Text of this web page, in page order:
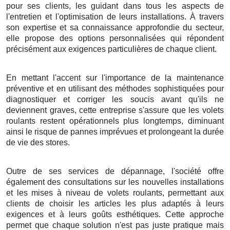
pour ses clients, les guidant dans tous les aspects de
l'entretien et l'optimisation de leurs installations. À travers
son expertise et sa connaissance approfondie du secteur,
elle propose des options personnalisées qui répondent
précisément aux exigences particulières de chaque client.
En mettant l'accent sur l'importance de la maintenance
préventive et en utilisant des méthodes sophistiquées pour
diagnostiquer et corriger les soucis avant qu'ils ne
deviennent graves, cette entreprise s'assure que les volets
roulants restent opérationnels plus longtemps, diminuant
ainsi le risque de pannes imprévues et prolongeant la durée
de vie des stores.
Outre de ses services de dépannage, l'société offre
également des consultations sur les nouvelles installations
et les mises à niveau de volets roulants, permettant aux
clients de choisir les articles les plus adaptés à leurs
exigences et à leurs goûts esthétiques. Cette approche
permet que chaque solution n'est pas juste pratique mais